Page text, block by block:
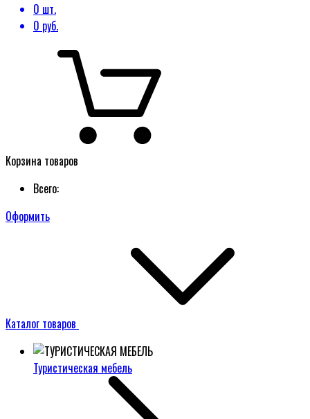
0 шт.
0 руб.
Корзина товаров
Всего:
Оформить
Каталог товаров
Туристическая мебель